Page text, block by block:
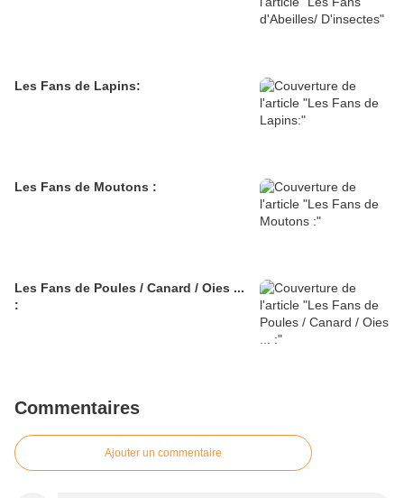
Les Fans de Lapins:
Les Fans de Moutons :
Les Fans de Poules / Canard / Oies ...
:
Commentaires
Ajouter un commentaire